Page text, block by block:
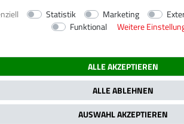
Neuer
H-1
Statistik Marketing
Funktional
Weitere
ALLE AKZEPTIEREN
ALLE ABLEHNEN
AUSWAHL AKZEPTIEREN